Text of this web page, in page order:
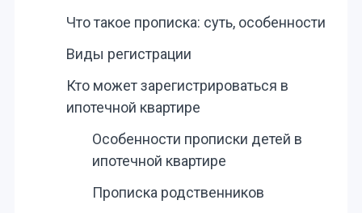
Что такое прописка: суть, особенности
Виды регистрации
Кто может зарегистрироваться в
ипотечной квартире
Особенности прописки детей в
ипотечной квартире
Прописка родственников